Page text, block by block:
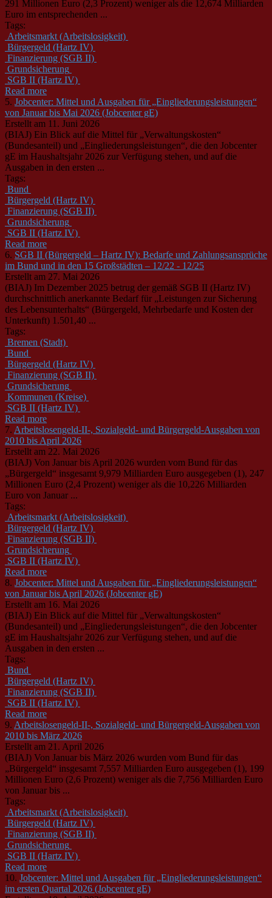
291 Millionen Euro (2,3 Prozent) weniger als die 12,674 Milliarden
Euro im entsprechenden ...
Tags:
Arbeitsmarkt (Arbeitslosigkeit)
Bürgergeld (Hartz IV)
Finanzierung (SGB II)
Grundsicherung
SGB II (Hartz IV)
Read more
5. Jobcenter: Mittel und Ausgaben für „Eingliederungsleistungen“
von Januar bis Mai 2026 (Jobcenter gE)
Erstellt am 11. Juni 2026
(BIAJ) Ein Blick auf die Mittel für „Verwaltungskosten“
(Bundesanteil) und „Eingliederungsleistungen“, die den Jobcenter
gE im Haushaltsjahr 2026 zur Verfügung stehen, und auf die
Ausgaben in den ersten ...
Tags:
Bund
Bürgergeld (Hartz IV)
Finanzierung (SGB II)
Grundsicherung
SGB II (Hartz IV)
Read more
6. SGB II (Bürgergeld – Hartz IV): Bedarfe und Zahlungsansprüche
im Bund und in den 15 Großstädten – 12/22 - 12/25
Erstellt am 27. Mai 2026
(BIAJ) Im Dezember 2025 betrug der gemäß SGB II (Hartz IV)
durchschnittlich anerkannte Bedarf für „Leistungen zur Sicherung
des Lebensunterhalts“ (Bürgergeld, Mehrbedarfe und Kosten der
Unterkunft) 1.501,40 ...
Tags:
Bremen (Stadt)
Bund
Bürgergeld (Hartz IV)
Finanzierung (SGB II)
Grundsicherung
Kommunen (Kreise)
SGB II (Hartz IV)
Read more
7. Arbeitslosengeld-II-, Sozialgeld- und Bürgergeld-Ausgaben von
2010 bis April 2026
Erstellt am 22. Mai 2026
(BIAJ) Von Januar bis April 2026 wurden vom Bund für das
„Bürgergeld“ insgesamt 9,979 Milliarden Euro ausgegeben (1), 247
Millionen Euro (2,4 Prozent) weniger als die 10,226 Milliarden
Euro von Januar ...
Tags:
Arbeitsmarkt (Arbeitslosigkeit)
Bürgergeld (Hartz IV)
Finanzierung (SGB II)
Grundsicherung
SGB II (Hartz IV)
Read more
8. Jobcenter: Mittel und Ausgaben für „Eingliederungsleistungen“
von Januar bis April 2026 (Jobcenter gE)
Erstellt am 16. Mai 2026
(BIAJ) Ein Blick auf die Mittel für „Verwaltungskosten“
(Bundesanteil) und „Eingliederungsleistungen“, die den Jobcenter
gE im Haushaltsjahr 2026 zur Verfügung stehen, und auf die
Ausgaben in den ersten ...
Tags:
Bund
Bürgergeld (Hartz IV)
Finanzierung (SGB II)
SGB II (Hartz IV)
Read more
9. Arbeitslosengeld-II-, Sozialgeld- und Bürgergeld-Ausgaben von
2010 bis März 2026
Erstellt am 21. April 2026
(BIAJ) Von Januar bis März 2026 wurden vom Bund für das
„Bürgergeld“ insgesamt 7,557 Milliarden Euro ausgegeben (1), 199
Millionen Euro (2,6 Prozent) weniger als die 7,756 Milliarden Euro
von Januar bis ...
Tags:
Arbeitsmarkt (Arbeitslosigkeit)
Bürgergeld (Hartz IV)
Finanzierung (SGB II)
Grundsicherung
SGB II (Hartz IV)
Read more
10. Jobcenter: Mittel und Ausgaben für „Eingliederungsleistungen“
im ersten Quartal 2026 (Jobcenter gE)